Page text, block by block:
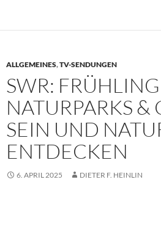
ALLGEMEINES,TV-SENDUNGEN
SWR:
NATURPARKS &
SEIN UND
ENTDECKEN
6. APRIL 2025 DIETER F. HEINLIN